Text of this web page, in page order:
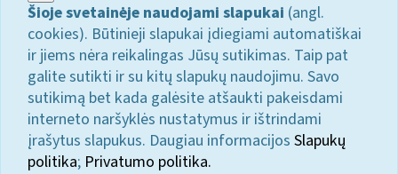
Šioje svetainėje naudojami slapukai (angl.
cookies). Būtinieji slapukai įdiegiami automatiškai
ir jiems nėra reikalingas Jūsų sutikimas. Taip pat
galite sutikti ir su kitų slapukų naudojimu. Savo
sutikimą bet kada galėsite atšaukti pakeisdami
interneto naršyklės nustatymus ir ištrindami
įrašytus slapukus. Daugiau informacijos Slapukų
politika; Privatumo politika.